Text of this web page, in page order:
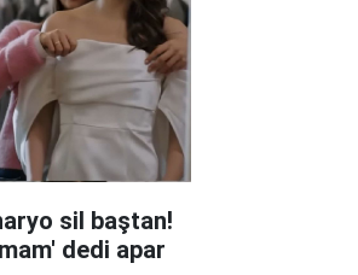
sil baştan!
dedi apar